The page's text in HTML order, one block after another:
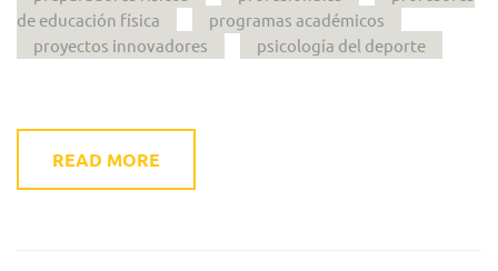
de educación física
programas académicos
proyectos innovadores
psicología del deporte
READ MORE